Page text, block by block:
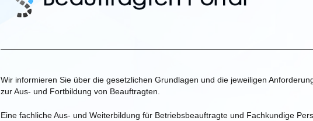
Wir informieren Sie über die gesetzlichen Grundlagen und die jeweiligen
zur Aus- und Fortbildung von Beauftragten.
Eine fachliche Aus- und Weiterbildung für Betriebsbeauftragte und Fachkundige